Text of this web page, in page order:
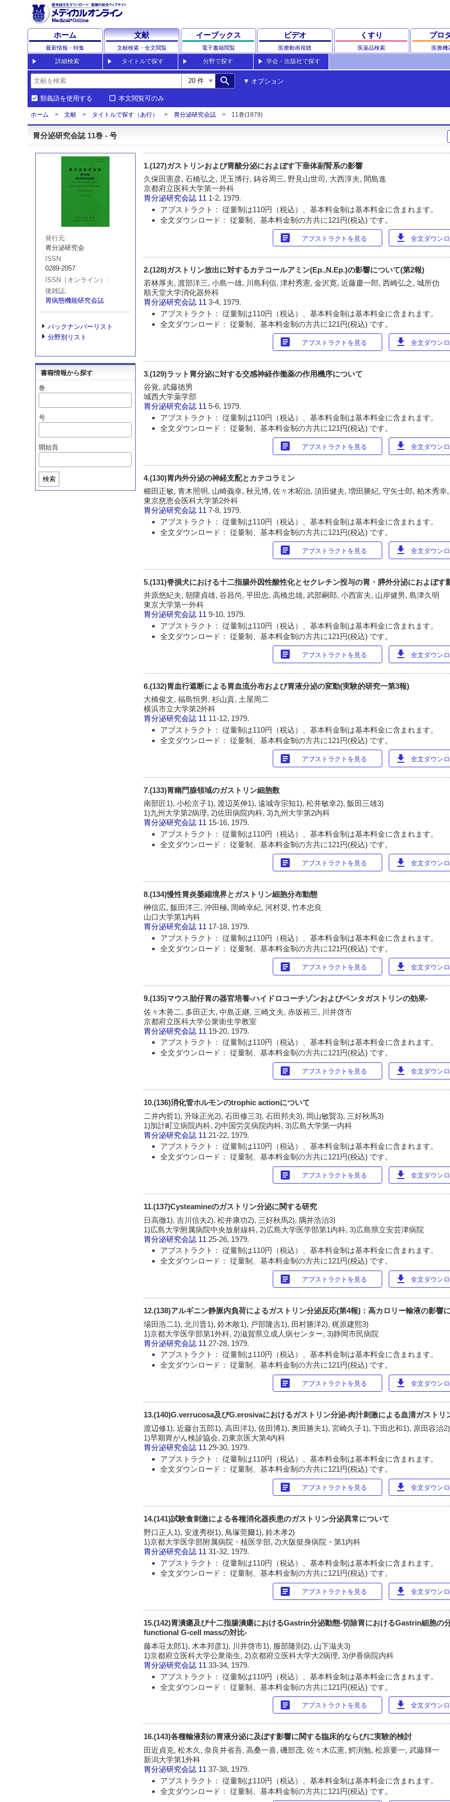
ホーム
最新情報・特集
文献
文献検索・全文閲覧
イーブックス
電子書籍閲覧
ビデオ
医療動画視聴
くすり
医薬品検索
プロ
医療機
詳細検索 タイトルで探す 分野で探す 学会・出版社で探す
search オプション
類義語を使用する 本文閲覧可のみ
ホーム 文献 タイトルで探す（あ行） 胃分泌研究会誌 11巻(1979)
胃分泌研究会誌 11巻 - 号
発行元
胃分泌研究会
ISSN
0289-2057
ISSN（オンライン）
後雑誌
胃病態機能研究会誌
バックナンバーリスト
分野別リスト
書籍情報から探す
巻
号
開始頁
検索
1.(127)ガストリンおよび胃酸分泌におよぼす下垂体副腎系の影響
久保田憲彦, 石橋弘之, 児玉博行, 鋳谷周三, 野見山世司, 大西淳夫, 間島進
京都府立医科大学第一外科
胃分泌研究会誌 11 1-2, 1979.
アブストラクト： 従量制は110円（税込）、基本料金制は基本料金に含まれます。
全文ダウンロード： 従量制、基本料金制の方共に121円(税込) です。
article アブストラクトを見る download 全文ダウン
2.(128)ガストリン放出に対するカテコールアミン(Ep.,N.Ep.)の影響について(第2報)
若林厚夫, 渡部洋三, 小島一雄, 川島利信, 津村秀憲, 金沢寛, 近藤慶一郎, 西崎弘之, 城所仂
順天堂大学消化器外科
胃分泌研究会誌 113-4, 1979.
アブストラクト： 従量制は110円（税込）、基本料金制は基本料金に含まれます。
全文ダウンロード： 従量制、基本料金制の方共に121円(税込) です。
article アブストラクトを見る download 全文ダウン
3.(129)ラット胃分泌に対する交感神経作働薬の作用機序について
谷覚, 武藤徳男
城西大学薬学部
胃分泌研究会誌 115-6, 1979.
アブストラクト： 従量制は110円（税込）、基本料金制は基本料金に含まれます。
全文ダウンロード： 従量制、基本料金制の方共に121円(税込) です。
article アブストラクトを見る download 全文ダウン
4.(130)胃内外分泌の神経支配とカテコラミン
櫛田正敏, 青木照明, 山崎義幸, 秋元博, 佐々木昭治, 須田健夫, 増田勝紀, 守矢士郎, 柏木秀幸
東京慈恵会医科大学第2外科
胃分泌研究会誌 117-8, 1979.
アブストラクト： 従量制は110円（税込）、基本料金制は基本料金に含まれます。
全文ダウンロード： 従量制、基本料金制の方共に121円(税込) です。
article アブストラクトを見る download 全文ダウン
5.(131)脊損犬における十二指腸外因性酸性化とセクレチン投与の胃・膵外分泌におよぼす
井原悠紀夫, 朝隈貞雄, 谷昌尚, 平田忠, 高橋忠雄, 武部嗣郎, 小西富夫, 山岸健男, 島津久明
東京大学第一外科
胃分泌研究会誌 119-10, 1979.
アブストラクト： 従量制は110円（税込）、基本料金制は基本料金に含まれます。
全文ダウンロード： 従量制、基本料金制の方共に121円(税込) です。
article アブストラクトを見る download 全文ダウン
6.(132)胃血行遮断による胃血流分布および胃液分泌の変動(実験的研究一第3報)
大橋俊文, 福島恒男, 杉山貢, 土屋周二
横浜市立大学第2外科
胃分泌研究会誌 11 11-12, 1979.
アブストラクト： 従量制は110円（税込）、基本料金制は基本料金に含まれます。
全文ダウンロード： 従量制、基本料金制の方共に121円(税込) です。
article アブストラクトを見る download 全文ダウン
7.(133)胃幽門腺領域のガストリン細胞数
南部匠1), 小松京子1), 渡辺英伸1), 遠城寺宗知1), 松井敏幸2), 飯田三雄3)
1)九州大学第2病理, 2)佐田病院内科, 3)九州大学第2内科
胃分泌研究会誌 11 15-16, 1979.
アブストラクト： 従量制は110円（税込）、基本料金制は基本料金に含まれます。
全文ダウンロード： 従量制、基本料金制の方共に121円(税込) です。
article アブストラクトを見る download 全文ダウン
8.(134)慢性胃炎萎縮境界とガストリン細胞分布動態
榊信広, 飯田洋三, 沖田極, 岡崎幸紀, 河村奨, 竹本忠良
山口大学第1内科
胃分泌研究会誌 11 17-18, 1979.
アブストラクト： 従量制は110円（税込）、基本料金制は基本料金に含まれます。
全文ダウンロード： 従量制、基本料金制の方共に121円(税込) です。
article アブストラクトを見る download 全文ダウン
9.(135)マウス胎仔胃の器官培養-ハイドロコーチゾンおよびペンタガストリンの効果-
佐々木善二, 多田正大, 中島正継, 三崎文夫, 赤坂裕三, 川井啓市
京都府立医科大学公衆衛生学教室
胃分泌研究会誌 11 19-20, 1979.
アブストラクト： 従量制は110円（税込）、基本料金制は基本料金に含まれます。
全文ダウンロード： 従量制、基本料金制の方共に121円(税込) です。
article アブストラクトを見る download 全文ダウン
10.(136)消化管ホルモンのtrophic actionについて
二井内哲1), 升味正光2), 石田修三3), 石田邦夫3), 岡山敏賢3), 三好秋馬3)
1)加計町立病院内科, 2)中国労災病院内科, 3)広島大学第一内科
胃分泌研究会誌 11 21-22, 1979.
アブストラクト： 従量制は110円（税込）、基本料金制は基本料金に含まれます。
全文ダウンロード： 従量制、基本料金制の方共に121円(税込) です。
article アブストラクトを見る download 全文ダウン
11.(137)Cysteamineのガストリン分泌に関する研究
日高徹1), 吉川信夫2), 松井康功2), 三好秋馬2), 隅井浩治3)
1)広島大学附属病院中央放射線科, 2)広島大学医学部第1内科, 3)広島県立安芸津病院
胃分泌研究会誌 11 25-26, 1979.
アブストラクト： 従量制は110円（税込）、基本料金制は基本料金に含まれます。
全文ダウンロード： 従量制、基本料金制の方共に121円(税込) です。
article アブストラクトを見る download 全文ダウン
12.(138)アルギニン静脈内負荷によるガストリン分泌反応(第4報)：高カロリー輸液の影響
場田浩二1), 北川晋1), 鈴木敞1), 戸部隆吉1), 田村勝洋2), 梶原建熙3)
1)京都大学医学部第1外科, 2)滋賀県立成人病センター, 3)静岡市民病院
胃分泌研究会誌 11 27-28, 1979.
アブストラクト： 従量制は110円（税込）、基本料金制は基本料金に含まれます。
全文ダウンロード： 従量制、基本料金制の方共に121円(税込) です。
article アブストラクトを見る download 全文ダウン
13.(140)G.verrucosa及びG.erosivaにおけるガストリン分泌-肉汁刺激による血清ガストリ
渡辺修1), 近藤台五郎1), 高田洋1), 佐田博1), 奥田勝夫1), 宮崎久子1), 下田忠和1), 原田容治
1)早期胃がん検診協会, 2)東京医大第4内科
胃分泌研究会誌 11 29-30, 1979.
アブストラクト： 従量制は110円（税込）、基本料金制は基本料金に含まれます。
全文ダウンロード： 従量制、基本料金制の方共に121円(税込) です。
article アブストラクトを見る download 全文ダウン
14.(141)試験食刺激による各種消化器疾患のガストリン分泌異常について
野口正人1), 安達秀樹1), 鳥塚莞爾1), 鈴木孝2)
1)京都大学医学部附属病院・核医学部, 2)大阪挺身病院・第1内科
胃分泌研究会誌 1131-32, 1979.
アブストラクト： 従量制は110円（税込）、基本料金制は基本料金に含まれます。
全文ダウンロード： 従量制、基本料金制の方共に121円(税込) です。
article アブストラクトを見る download 全文ダウン
15.(142)胃潰瘍及び十二指腸潰瘍におけるGastrin分泌動態-切除胃におけるGastrin細胞の
functional G-cell massの対比-
藤本荘太郎1), 木本邦彦1), 川井啓市1), 服部隆則2), 山下滋夫3)
1)京都府立医科大学公衆衛生, 2)京都府立医科大学大2病理, 3)伊香病院内科
胃分泌研究会誌 1133-34, 1979.
アブストラクト： 従量制は110円（税込）、基本料金制は基本料金に含まれます。
全文ダウンロード： 従量制、基本料金制の方共に121円(税込) です。
article アブストラクトを見る download 全文ダウン
16.(143)各種輸液剤の胃液分泌に及ぼす影響に関する臨床的ならびに実験的検討
田近貞克, 松木久, 奈良井省吾, 高桑一喜, 磯部茂, 佐々木広憲, 鰐渕勉, 松原要一, 武藤輝一
新潟大学第1外科
胃分泌研究会誌 1137-38, 1979.
アブストラクト： 従量制は110円（税込）、基本料金制は基本料金に含まれます。
全文ダウンロード： 従量制、基本料金制の方共に121円(税込) です。